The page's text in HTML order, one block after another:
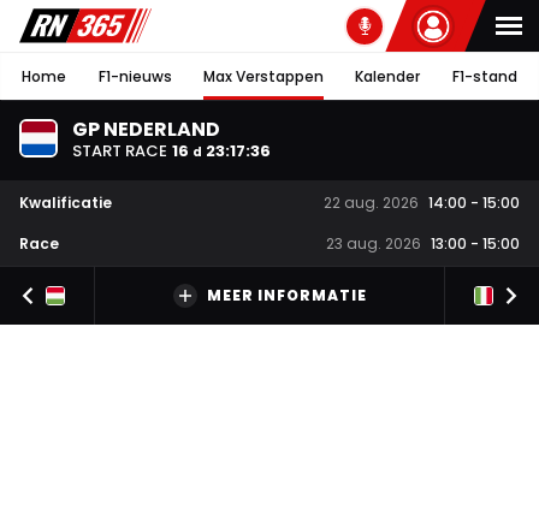
Home F1-nieuws Max Verstappen Kalender F1-stand
GP NEDERLAND
START RACE 16 d 23:17:35
Kwalificatie 22 aug. 2026 14:00 - 15:00
Race
23 aug. 2026 13:00 - 15:00
MEER INFORMATIE